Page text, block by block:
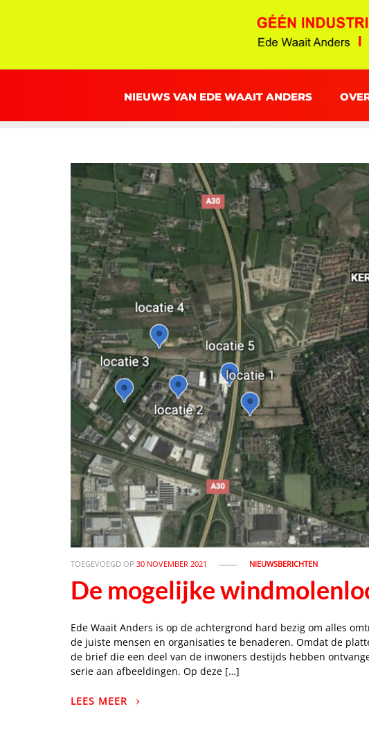
NIEUWS VAN EDE WAAIT ANDERS
TOEGEVOEGD OP30 NOVEMBER 2021 NIEUWSBERICHTEN
De mogelijke
Ede Waait Anders is op de achtergrond hard bezig om alles
de juiste mensen en organisaties te benaderen. Omdat de
de brief die een deel van de inwoners destijds hebben
serie aan afbeeldingen. Op deze […]
LEES MEER